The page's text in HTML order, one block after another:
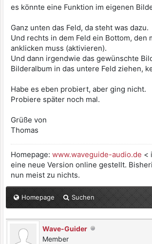
es könnte eine Funktion im eigenen
Ganz unten das Feld, da steht was dazu.
Und rechts in dem Feld ein Bottom, den
anklicken muss (aktivieren).
Und dann irgendwie das gewünschte
Bilderalbum in das untere Feld ziehen,
Habe es eben probiert, aber ging nicht.
Probiere später noch mal.
Grüße von
Thomas
Homepage: www.waveguide-audio.de <
eine neue Version online gestellt.
nun meist zu nichts.
Homepage Suchen
Wave-Guider
Member